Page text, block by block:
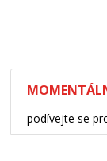
podívejte se